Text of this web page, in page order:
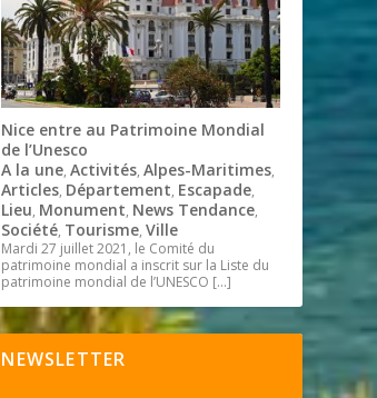
Nice entre au Patrimoine Mondial
de l’Unesco
A la une,Activités,Alpes-Maritimes,
Articles, Département, Escapade,
Lieu, Monument, News Tendance,
Société, Tourisme,Ville
Mardi 27 juillet 2021, le Comité du
patrimoine mondial a inscrit sur la Liste du
patrimoine mondial de l’UNESCO […]
NEWSLETTER